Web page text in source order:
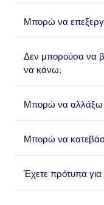
Μπορώ να
Δεν μπορούσα να
να κάνω;
Μπορώ να αλλάξω
Μπορώ να
Έχετε πρότυπα για